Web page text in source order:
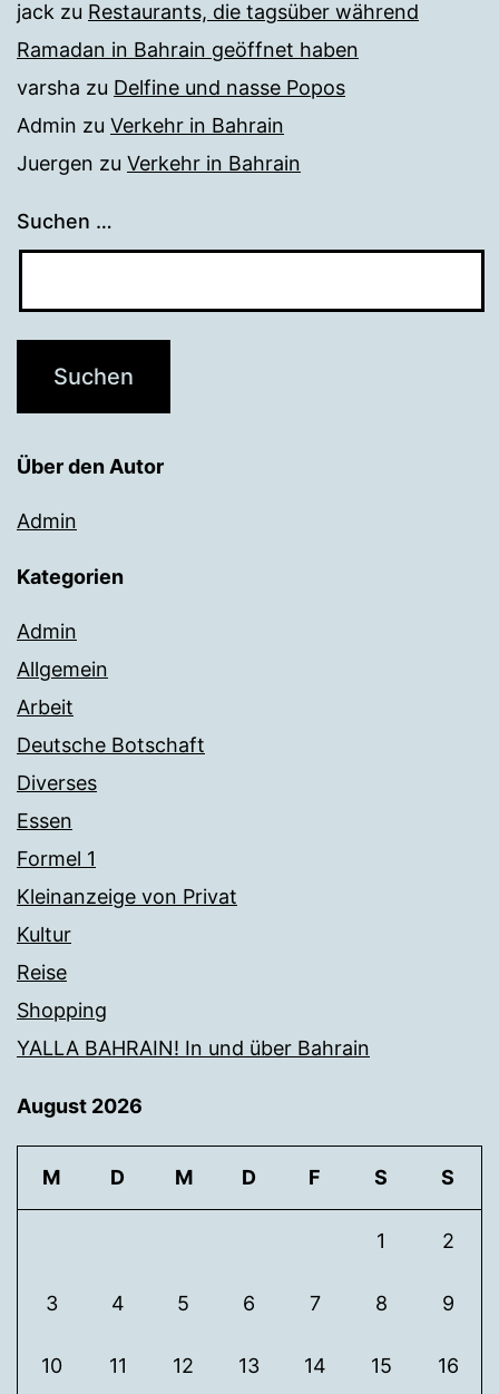
jack zu Restaurants, die tagsüber während
Ramadan in Bahrain geöffnet haben
varsha zu Delfine und nasse Popos
Admin zu Verkehr in Bahrain
Juergen zu Verkehr in Bahrain
Suchen …
Über den Autor
Admin
Kategorien
Admin
Allgemein
Arbeit
Deutsche Botschaft
Diverses
Essen
Formel 1
Kleinanzeige von Privat
Kultur
Reise
Shopping
YALLA BAHRAIN! In und über Bahrain
August 2026
M D M D F S S
1 2
3 4 5 6 7 8 9
10 11 12 13 14 15 16